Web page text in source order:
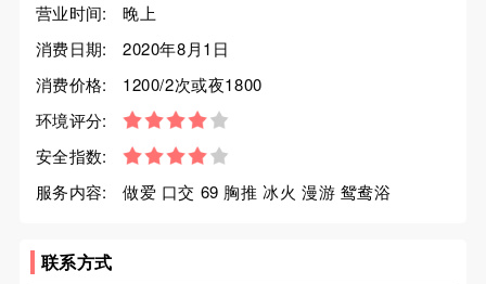
营业时间:
晚上
消费日期:
2020年8月1日
消费价格:
1200/2次或夜1800
环境评分:
安全指数:
服务内容:
做爱 口交 69 胸推 冰火 漫游 鸳鸯浴
联系方式